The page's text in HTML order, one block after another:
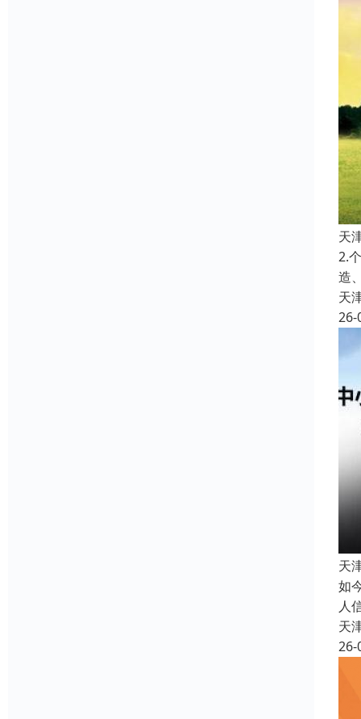
天
2.
造
天
26-
天
如
人
天
26-